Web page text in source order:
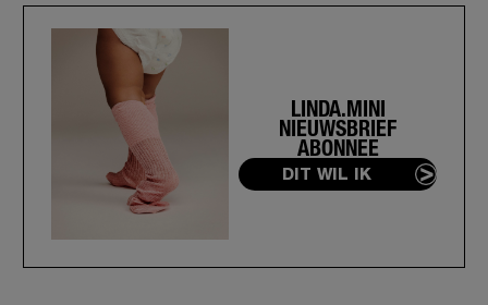
LINDA.MINI
NIEUWSBRIEF
ABONNEE
DIT WIL IK